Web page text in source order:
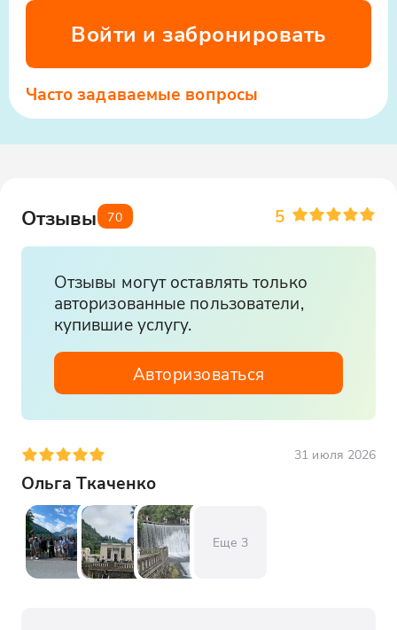
дарит прохладу и ощущение
внутреннего спокойствия
Войти и забронировать
Часто задаваемые вопросы
Отзывы 70 5
Отзывы могут оставлять только
авторизованные пользователи,
купившие услугу.
Авторизоваться
31 июля 2026
Ольга Ткаченко
Еще 3